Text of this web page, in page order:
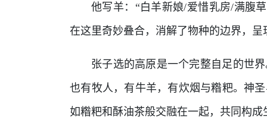
他写羊：“白羊新娘/爱惜乳房/满腹
在这里奇妙叠合，消解了物种的边界，
张子选的高原是一个完整自足的世
也有牧人，有牛羊，有炊烟与糌粑。神
如糌粑和酥油茶般交融在一起，共同构成